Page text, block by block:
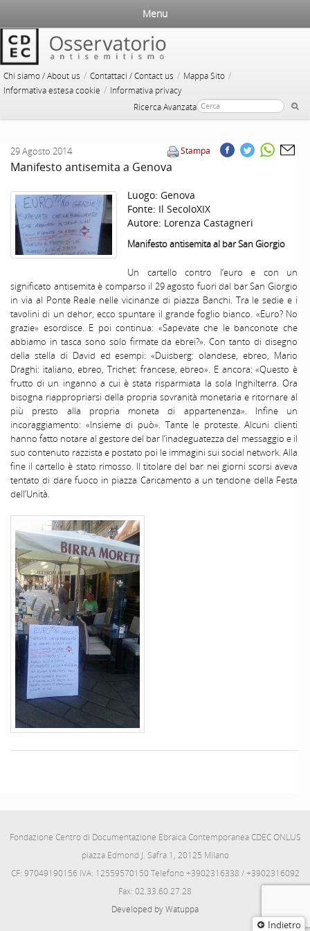
Chi siamo / About us / Contattaci / Contact us / Mappa Sito /
Informativa estesa cookie / Informativa privacy
Ricerca Avanzata
Menu
Indietro
Stampa
29 Agosto 2014
Manifesto antisemita a Genova
Luogo: Genova
Fonte: Il SecoloXIX
Autore: Lorenza Castagneri
Manifesto antisemita al bar San Giorgio
Un cartello contro l’euro e con un
significato antisemita è comparso il 29 agosto fuori dal bar San Giorgio
in via al Ponte Reale nelle vicinanze di piazza Banchi. Tra le sedie e i
tavolini di un dehor, ecco spuntare il grande foglio bianco. «Euro? No
grazie» esordisce. E poi continua: «Sapevate che le banconote che
abbiamo in tasca sono solo firmate da ebrei?». Con tanto di disegno
della stella di David ed esempi: «Duisberg: olandese, ebreo, Mario
Draghi: italiano, ebreo, Trichet: francese, ebreo». E ancora: «Questo è
frutto di un inganno a cui è stata risparmiata la sola Inghilterra. Ora
bisogna riappropriarsi della propria sovranità monetaria e ritornare al
più presto alla propria moneta di appartenenza». Infine un
incoraggiamento: «Insieme di può». Tante le proteste. Alcuni clienti
hanno fatto notare al gestore del bar l’inadeguatezza del messaggio e il
suo contenuto razzista e postato poi le immagini sui social network. Alla
fine il cartello è stato rimosso. Il titolare del bar nei giorni scorsi aveva
tentato di dare fuoco in piazza Caricamento a un tendone della Festa
dell’Unità.
Fondazione Centro di Documentazione Ebraica Contemporanea CDEC ONLUS
piazza Edmond J. Safra 1, 20125 Milano
CF: 97049190156 IVA: 12559570150 Telefono +3902316338 / +3902316092
Fax: 02.33.60.27.28
Developed by Watuppa